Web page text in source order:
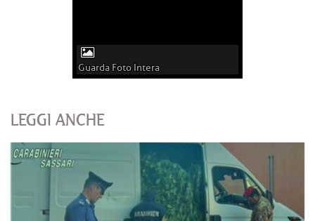
Guarda Foto Intera
LEGGI ANCHE